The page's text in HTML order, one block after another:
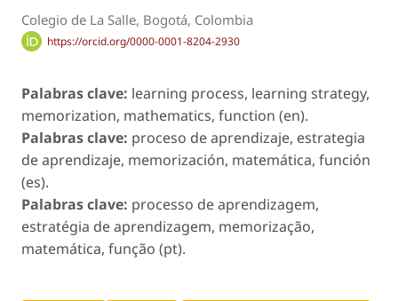
Colegio de La Salle, Bogotá, Colombia
https://orcid.org/0000-0001-8204-2930
Palabras clave: learning process, learning strategy,
memorization, mathematics, function (en).
Palabras clave: proceso de aprendizaje, estrategia
de aprendizaje, memorización, matemática, función
(es).
Palabras clave: processo de aprendizagem,
estratégia de aprendizagem, memorização,
matemática, função (pt).